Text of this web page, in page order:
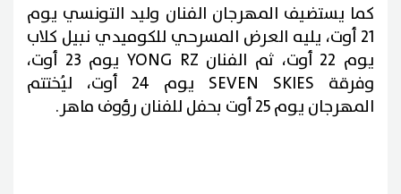
كما يستضيف المهرجان الفنان وليد التونسي يوم
21 أوت، يليه العرض المسرحي للكوميدي نبيل كلاب
يوم 22 أوت، ثم الفنان YONG RZ يوم 23 أوت،
وفرقة SEVEN SKIES يوم 24 أوت، ليُختتم
المهرجان يوم 25 أوت بحفل للفنان رؤوف ماهر.